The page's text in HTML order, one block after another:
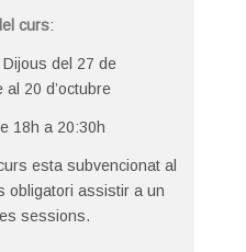
curs:
del 27 de
al 20 d’octubre
18h a 20:30h
esta subvencionat al
obligatori assistir a un
sessions.